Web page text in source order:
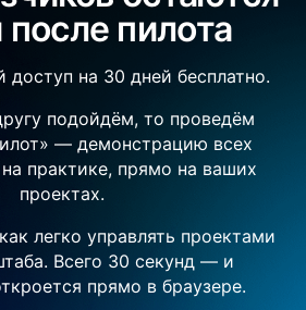
пилота
доступ на 30 дней бесплатно.
подойдём, то проведём
— демонстрацию всех
практике, прямо на ваших
проектах.
легко управлять проектами
Всего 30 секунд — и
прямо в браузере.